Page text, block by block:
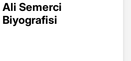
Ali Semerci
Biyografisi